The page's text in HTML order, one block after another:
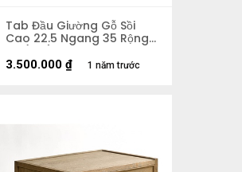
Tab Đầu Giường Gỗ Sồi
Cao 22.5 Ngang 35 Rộng
32 (cm)
1 năm trước
3.500.000 ₫